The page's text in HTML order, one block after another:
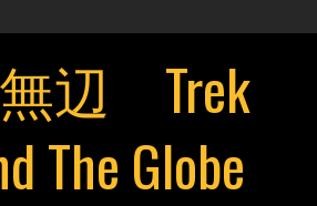
辺 Trek
The Globe